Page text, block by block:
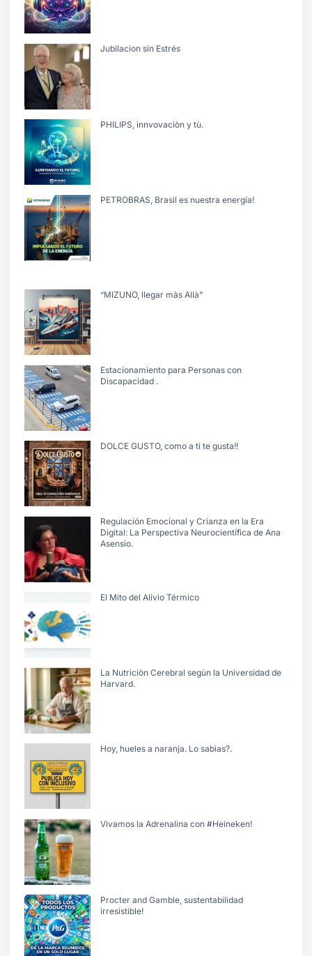
Jubilacion sin Estrés
PHILIPS, innvovaciòn y tù.
PETROBRAS, Brasil es nuestra energía!
“MIZUNO, llegar màs Allà”
Estacionamiento para Personas con
Discapacidad .
DOLCE GUSTO, como a ti te gusta!!
Regulación Emocional y Crianza en la Era
Digital: La Perspectiva Neurocientífica de Ana
Asensio.
El Mito del Alivio Térmico
La Nutriciòn Cerebral segùn la Universidad de
Harvard.
Hoy, hueles a naranja. Lo sabìas?.
Vivamos la Adrenalina con #Heineken!
Procter and Gamble, sustentabilidad
irresistible!